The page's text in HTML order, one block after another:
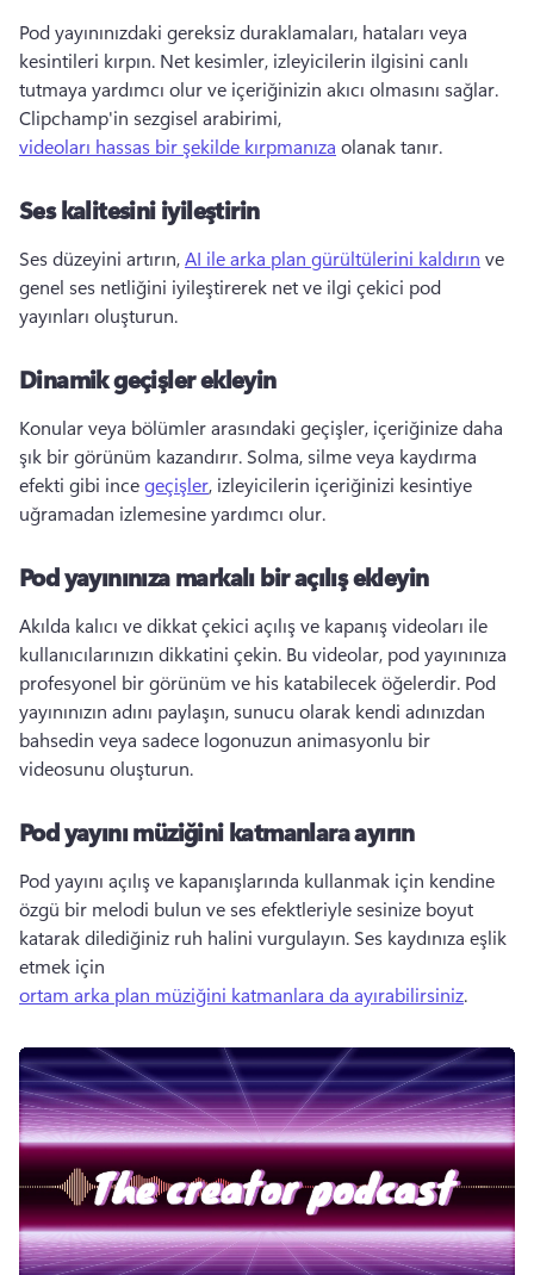
Pod yayınınızdaki gereksiz duraklamaları, hataları veya
kesintileri kırpın. Net kesimler, izleyicilerin ilgisini canlı
Clipchamp'in sezgisel arabirimi,
videoları hassas bir şekilde kırpmanıza olanak tanır.
Ses kalitesini iyileştirin
Ses düzeyini artırın, AI ile arka plan gürültülerini kaldırın ve
genel ses netliğini iyileştirerek net ve ilgi çekici pod
yayınları oluşturun.
Dinamik geçişler ekleyin
Konular veya bölümler arasındaki geçişler, içeriğinize daha
şık bir görünüm kazandırır. Solma, silme veya kaydırma
efekti gibi ince geçişler, izleyicilerin içeriğinizi kesintiye
uğramadan izlemesine yardımcı olur.
Pod yayınınıza markalı bir açılış ekleyin
Akılda kalıcı ve dikkat çekici açılış ve kapanış videoları ile
kullanıcılarınızın dikkatini çekin. Bu videolar, pod yayınınıza
profesyonel bir görünüm ve his katabilecek öğelerdir. Pod
yayınınızın adını paylaşın, sunucu olarak kendi adınızdan
bahsedin veya sadece logonuzun animasyonlu bir
videosunu oluşturun.
Pod yayını müziğini katmanlara ayırın
Pod yayını açılış ve kapanışlarında kullanmak için kendine
özgü bir melodi bulun ve ses efektleriyle sesinize boyut
katarak dilediğiniz ruh halini vurgulayın. Ses kaydınıza eşlik
etmek için
ortam arka plan müziğini katmanlara da ayırabilirsiniz.